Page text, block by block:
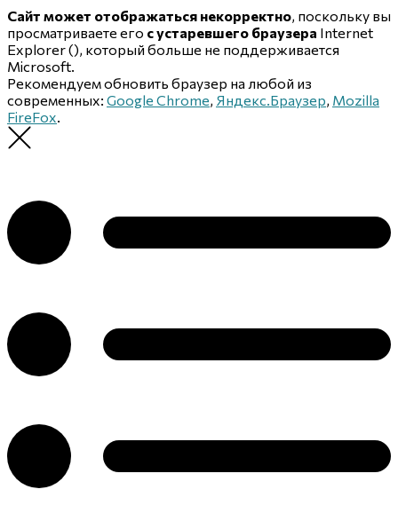
Сайт может отображаться некорректно, поскольку вы
просматриваете его с устаревшего браузера Internet
Explorer (), который больше не поддерживается
Microsoft.
Рекомендуем обновить браузер на любой из
современных: Google Chrome, Яндекс.Браузер, Mozilla
FireFox.